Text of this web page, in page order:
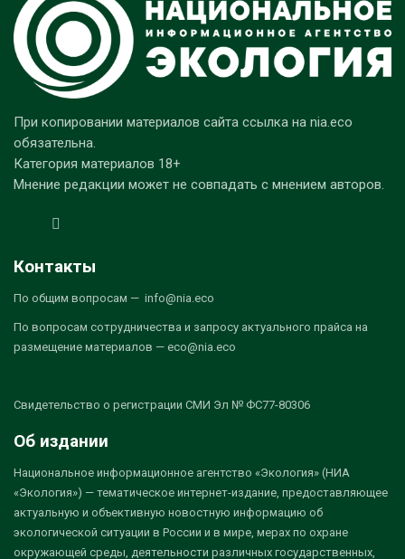
При копировании материалов сайта ссылка на nia.eco
обязательна.
Категория материалов 18+
Мнение редакции может не совпадать с мнением авторов.
Контакты
По общим вопросам — info@nia.eco
По вопросам сотрудничества и запросу актуального прайса на
размещение материалов — eco@nia.eco
Свидетельство о регистрации СМИ Эл № ФС77-80306
Об издании
Национальное информационное агентство «Экология» (НИА
«Экология») — тематическое интернет-издание, предоставляющее
актуальную и объективную новостную информацию об
экологической ситуации в России и в мире, мерах по охране
окружающей среды, деятельности различных государственных,